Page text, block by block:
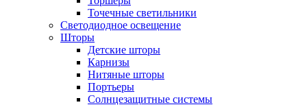
Точечные светильники
Светодиодное освещение
Шторы
Детские шторы
Карнизы
Нитяные шторы
Портьеры
Солнцезащитные системы